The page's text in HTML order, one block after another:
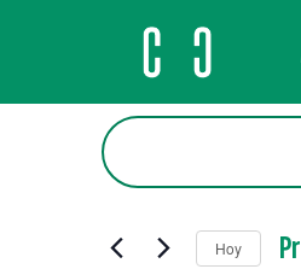
MAIN
Hoy